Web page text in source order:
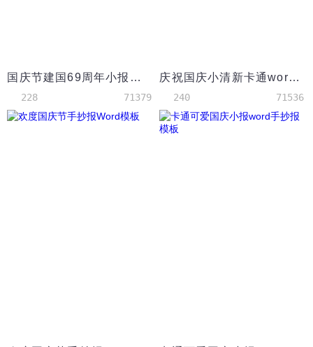
国庆节建国69周年小报手抄报word模版
228 71379
庆祝国庆小清新卡通word手抄报小报模板
240 71536